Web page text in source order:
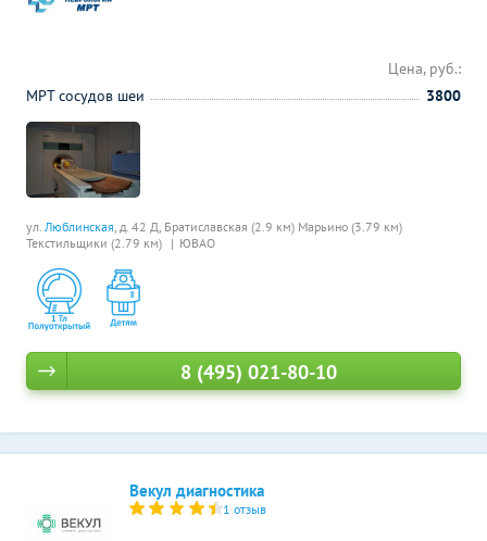
ул. Люблинская, д. 42 Д, Братиславская (2.9 км) Марьино (3.79 км)
Текстильщики (2.79 км)
ЮВАО
Цена, руб.:
МРТ сосудов шеи
3800
8 (495) 021-80-10
Векул диагностика
1 отзыв